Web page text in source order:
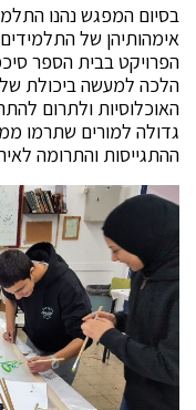
בסיום המפגש נהנו
אימהותיהן של
הפרויקט בבית הספר
הלכה למעשה ביכולת
האוכלוסיות ולתרום
גדולה למורים שתרמו
ההתגייסות והתרומה